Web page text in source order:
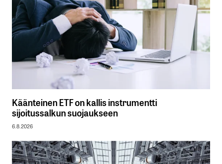
Käänteinen ETF on kallis instrumentti
sijoitussalkun suojaukseen
6.8.2026